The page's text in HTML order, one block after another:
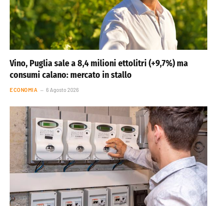
Vino, Puglia sale a 8,4 milioni ettolitri (+9,7%) ma
consumi calano: mercato in stallo
ECONOMIA 6 Agosto 2026